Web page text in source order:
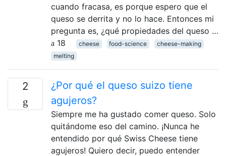
cuando fracasa, es porque espero que el
queso se derrita y no lo hace. Entonces mi
pregunta es, ¿qué propiedades del queso …
18
cheese food-science
cheese-making
melting
2
¿Por qué el queso suizo tiene
agujeros?
Siempre me ha gustado comer queso. Solo
quitándome eso del camino. ¡Nunca he
entendido por qué Swiss Cheese tiene
agujeros! Quiero decir, puedo entender